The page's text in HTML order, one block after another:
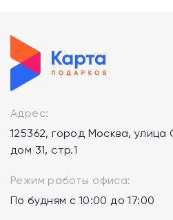
Адрес:
125362, город Москва, улица
дом 31, стр.1
Режим работы офиса:
По будням с 10:00 до 17:00